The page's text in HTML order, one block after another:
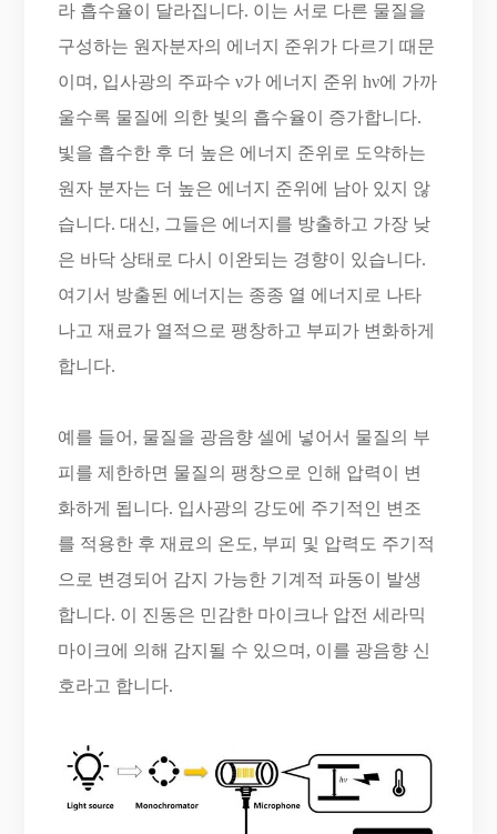
라 흡수율이 달라집니다. 이는 서로 다른 물질을
구성하는 원자분자의 에너지 준위가 다르기 때문
이며, 입사광의 주파수 ν가 에너지 준위 hν에 가까
울수록 물질에 의한 빛의 흡수율이 증가합니다.
빛을 흡수한 후 더 높은 에너지 준위로 도약하는
원자 분자는 더 높은 에너지 준위에 남아 있지 않
습니다. 대신, 그들은 에너지를 방출하고 가장 낮
은 바닥 상태로 다시 이완되는 경향이 있습니다.
여기서 방출된 에너지는 종종 열 에너지로 나타
나고 재료가 열적으로 팽창하고 부피가 변화하게
합니다.
예를 들어, 물질을 광음향 셀에 넣어서 물질의 부
피를 제한하면 물질의 팽창으로 인해 압력이 변
화하게 됩니다. 입사광의 강도에 주기적인 변조
를 적용한 후 재료의 온도, 부피 및 압력도 주기적
으로 변경되어 감지 가능한 기계적 파동이 발생
합니다. 이 진동은 민감한 마이크나 압전 세라믹
마이크에 의해 감지될 수 있으며, 이를 광음향 신
호라고 합니다.